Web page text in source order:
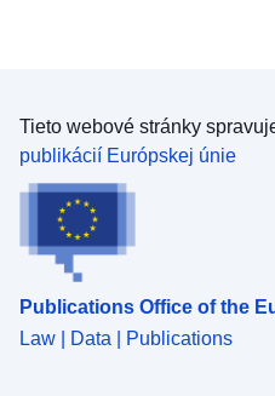
Tieto webové stránky
publikácií Európskej únie
Publications Office of the
Law | Data | Publications